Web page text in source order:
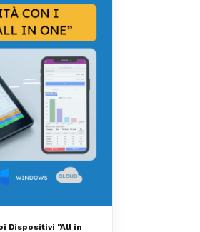
Dispositivi "All in